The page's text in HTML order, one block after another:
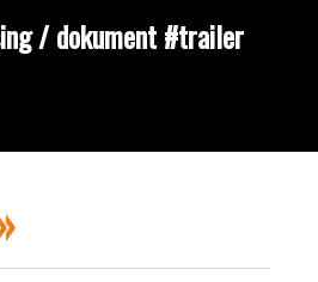
/ dokument #trailer